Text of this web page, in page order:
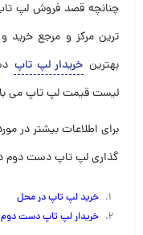
چنانچه قصد فروش لپ تاپ
ترین مرکز و مرجع
بهترین خریدار لپ تاپ
لیست قیمت لپ تاپ می
برای اطلاعات بیشتر در
گذاری لپ تاپ دست دوم
خرید لپ تاپ در محل
خریدار لپ تاپ دست دوم